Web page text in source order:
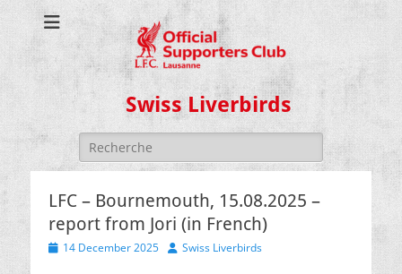
Swiss Liverbirds
Search
for:
LFC – Bournemouth, 15.08.2025 –
report from Jori (in French)
Posted14 December 2025 Author
Swiss Liverbirds